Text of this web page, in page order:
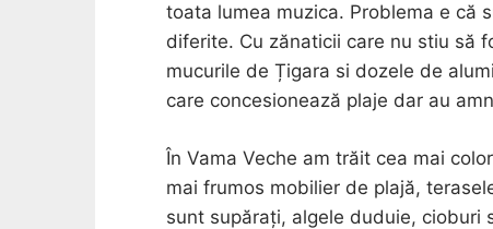
toata lumea muzica. Problema e că
diferite. Cu zănaticii care nu stiu să
mucurile de Țigara si dozele de
care concesionează plaje dar au
În Vama Veche am trăit cea mai
mai frumos mobilier de plajă,
sunt supărați, algele duduie, cioburi